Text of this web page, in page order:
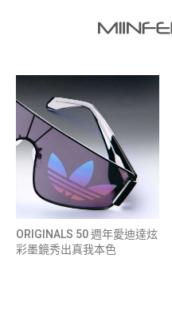
ORIGINALS 50 週年愛迪達炫
彩墨鏡秀出真我本色